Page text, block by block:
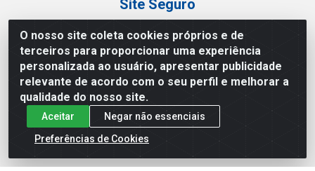
O nosso site coleta cookies próprios e de
terceiros para proporcionar uma experiência
personalizada ao usuário, apresentar publicidade
relevante de acordo com o seu perfil e melhorar a
qualidade do nosso site.
Aceitar
Negar não essenciais
Preferências de Cookies
Site Seguro
Loja / Showroom
Tel.: (11) 3227-0546
Av Vautier, 587/597 - Pari - São Paulo/SP